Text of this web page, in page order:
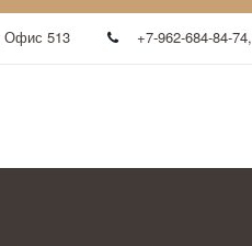
Офис 513 +7-962-684-84-74,